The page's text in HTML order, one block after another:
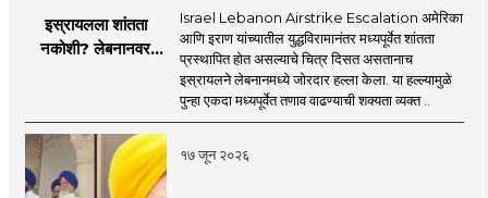
इस्रायलला शांतता
नकोशी? लेबनानवर
इराण-अमेरिकेत आरोप-
प्रत्यारोप
Israel Lebanon Airstrike Escalation अमेरिका
आणि इराण यांच्यातील युद्धविरामानंतर मध्यपूर्वेत शांतता
प्रस्थापित होत असल्याचे चित्र दिसत असतानाच
इस्रायलने लेबनानमध्ये जोरदार हल्ला केला. या हल्ल्यामुळे
पुन्हा एकदा मध्यपूर्वेत तणाव वाढण्याची शक्यता व्यक्त ..
१७ जून २०२६